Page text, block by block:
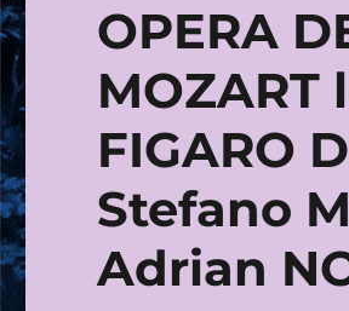
OPERA
MOZART
FIGARO
Stefano
Adrian